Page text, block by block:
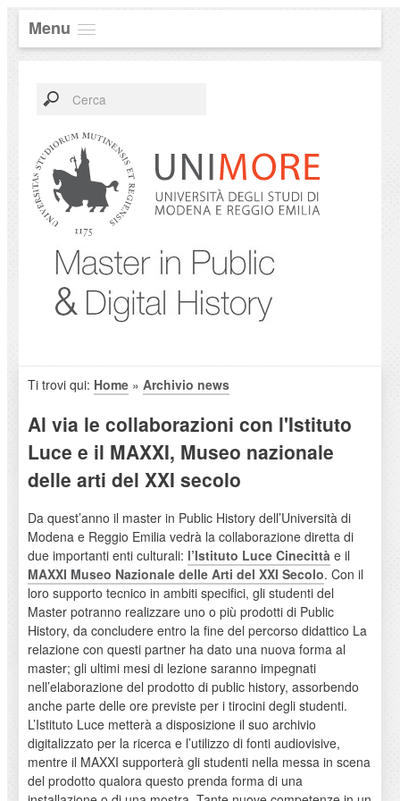
Menu
Ti trovi qui: Home» Archivio news
Al via le collaborazioni con l'Istituto
Luce e il MAXXI, Museo nazionale
delle arti del XXI secolo
Da quest’anno il master in Public History dell’Università di
Modena e Reggio Emilia vedrà la collaborazione diretta di
due importanti enti culturali: l’Istituto Luce Cinecittàe il
MAXXI Museo Nazionale delle Arti del XXI Secolo. Con il
loro supporto tecnico in ambiti specifici, gli studenti del
Master potranno realizzare uno o più prodotti di Public
History, da concludere entro la fine del percorso didattico La
relazione con questi partner ha dato una nuova forma al
master; gli ultimi mesi di lezione saranno impegnati
nell’elaborazione del prodotto di public history, assorbendo
anche parte delle ore previste per i tirocini degli studenti.
L’Istituto Luce metterà a disposizione il suo archivio
digitalizzato per la ricerca e l’utilizzo di fonti audiovisive,
mentre il MAXXI supporterà gli studenti nella messa in scena
del prodotto qualora questo prenda forma di una